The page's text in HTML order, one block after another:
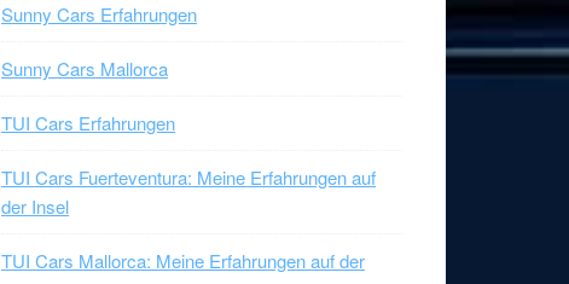
Sunny Cars Erfahrungen
Sunny Cars Mallorca
TUI Cars Erfahrungen
TUI Cars Fuerteventura: Meine Erfahrungen auf
der Insel
TUI Cars Mallorca: Meine Erfahrungen auf der